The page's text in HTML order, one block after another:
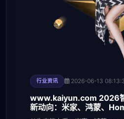
行业资讯 2026-06-13
www.kaiyun.com 2026
新动向：米家、鸿蒙、
入门槛变